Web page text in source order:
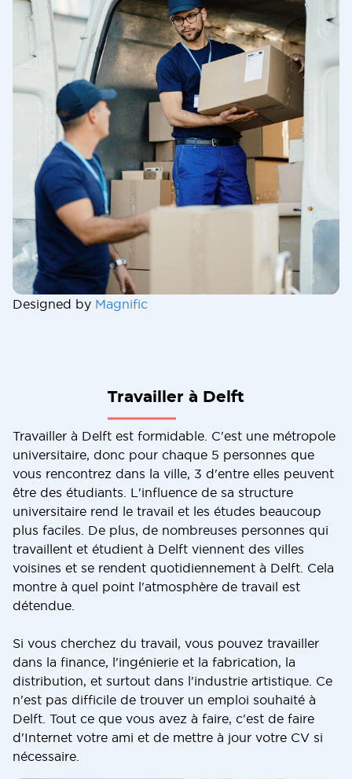
Designed by Magnific
Travailler à Delft
Travailler à Delft est formidable. C'est une métropole
universitaire, donc pour chaque 5 personnes que
vous rencontrez dans la ville, 3 d'entre elles peuvent
être des étudiants. L'influence de sa structure
universitaire rend le travail et les études beaucoup
plus faciles. De plus, de nombreuses personnes qui
travaillent et étudient à Delft viennent des villes
voisines et se rendent quotidiennement à Delft. Cela
montre à quel point l'atmosphère de travail est
détendue.
Si vous cherchez du travail, vous pouvez travailler
dans la finance, l'ingénierie et la fabrication, la
distribution, et surtout dans l'industrie artistique. Ce
n'est pas difficile de trouver un emploi souhaité à
Delft. Tout ce que vous avez à faire, c'est de faire
d'Internet votre ami et de mettre à jour votre CV si
nécessaire.